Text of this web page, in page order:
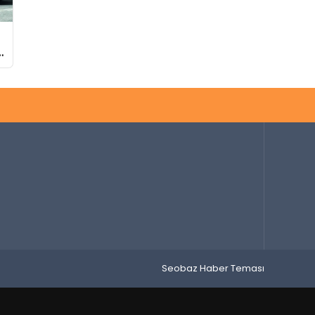
Seobaz Haber Teması